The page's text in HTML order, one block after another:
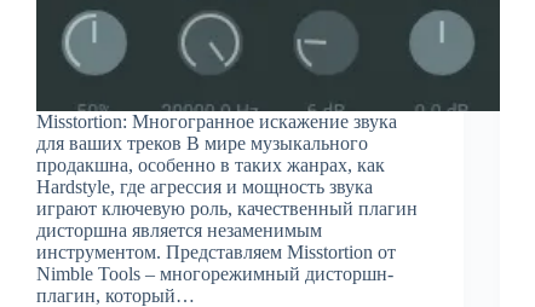
Misstortion: Многогранное искажение звука
для ваших треков В мире музыкального
продакшна, особенно в таких жанрах, как
Hardstyle, где агрессия и мощность звука
играют ключевую роль, качественный плагин
дисторшна является незаменимым
инструментом. Представляем Misstortion от
Nimble Tools – многорежимный дисторшн-
плагин, который…